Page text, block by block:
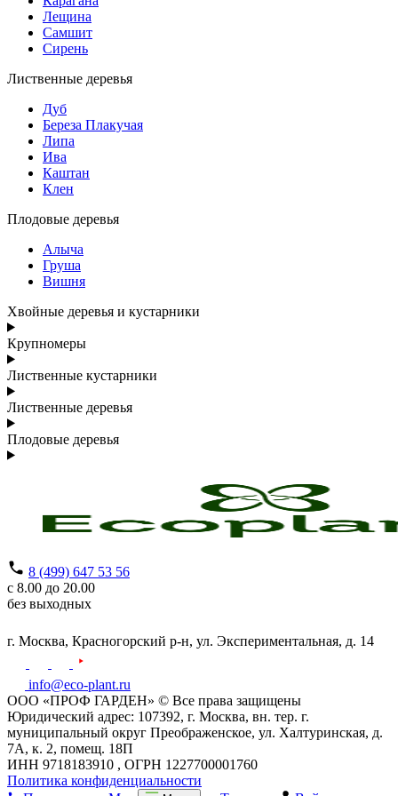
Лещина
Самшит
Сирень
Лиственные деревья
Дуб
Береза Плакучая
Липа
Ива
Каштан
Клен
Плодовые деревья
Алыча
Груша
Вишня
Хвойные деревья и кустарники
Крупномеры
Лиственные кустарники
Лиственные деревья
Плодовые деревья
8 (499) 647 53 56
с 8.00 до 20.00
без выходных
г. Москва, Красногорский р-н, ул. Экспериментальная, д. 14
info@eco-plant.ru
ООО «ПРОФ ГАРДЕН» © Все права защищены
Юридический адрес: 107392, г. Москва, вн. тер. г.
муниципальный округ Преображенское, ул. Халтуринская, д.
7А, к. 2, помещ. 18П
ИНН 9718183910 , ОГРН 1227700001760
Политика конфиденциальности